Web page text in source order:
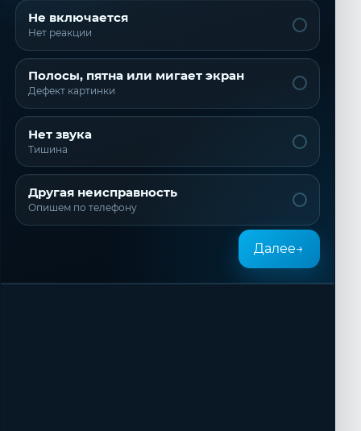
Не включается
Нет реакции
Полосы, пятна или мигает экран
Дефект картинки
Нет звука
Тишина
Другая неисправность
Опишем по телефону
Далее→